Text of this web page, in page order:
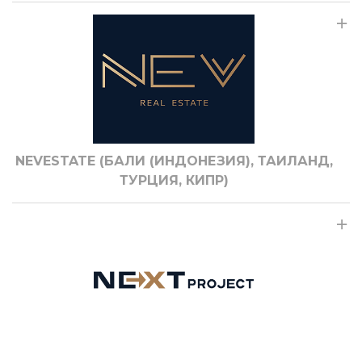
NEVESTATE (БАЛИ (ИНДОНЕЗИЯ), ТАИЛАНД,
ТУРЦИЯ, КИПР)